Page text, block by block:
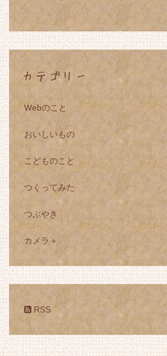
カテゴリー
Webのこと
おいしいもの
こどものこと
つくってみた
つぶやき
カメラ＋
RSS